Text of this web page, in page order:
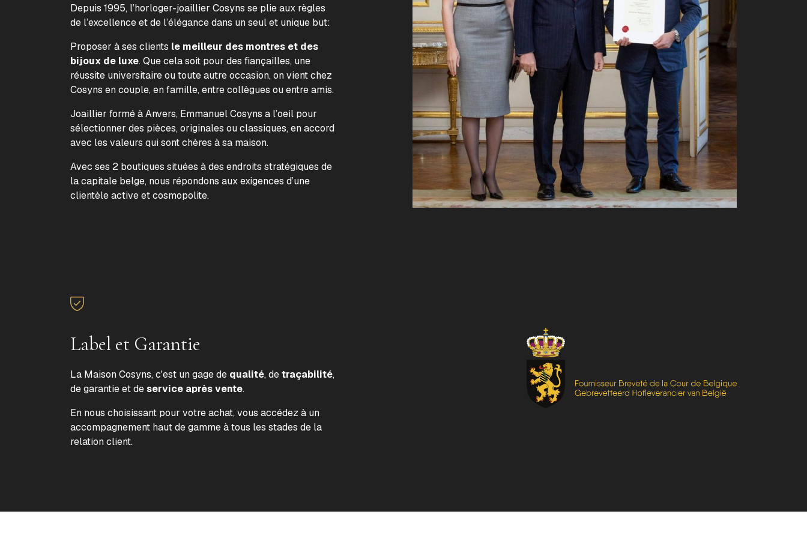
Depuis 1995, l’horloger-joaillier Cosyns se plie aux règles
de l’excellence et de l’élégance dans un seul et unique but:
Proposer à ses clients le meilleur des montres et des
bijoux de luxe. Que cela soit pour des fiançailles, une
réussite universitaire ou toute autre occasion, on vient chez
Cosyns en couple, en famille, entre collègues ou entre amis.
Joaillier formé à Anvers, Emmanuel Cosyns a l’oeil pour
sélectionner des pièces, originales ou classiques, en accord
avec les valeurs qui sont chères à sa maison.
Avec ses 2 boutiques situées à des endroits stratégiques de
la capitale belge, nous répondons aux exigences d’une
clientèle active et cosmopolite.
Label et Garantie
La Maison Cosyns, c'est un gage de qualité, detraçabilité,
de garantie et deservice après vente.
En nous choisissant pour votre achat, vous accédez à un
accompagnement haut de gamme à tous les stades de la
relation client.